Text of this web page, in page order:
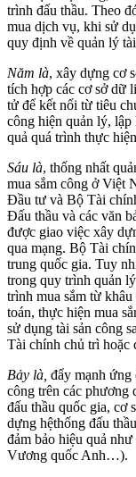
trình đấu thầu. Theo
mua dịch vụ, khi sử
quy định về quản lý
Năm là, xây dựng cơ
tích hợp các cơ sở dữ
tử để kết nối từ tiêu
công hiện quản lý, lập
quả quá trình thực
Sáu là, thống nhất
mua sắm công ở Việt
Đầu tư và Bộ Tài
Đấu thầu và các văn
được giao việc xây
qua mạng. Bộ Tài
trung quốc gia. Tuy
trong quy trình quản
trình mua sắm từ
toán, thực hiện mua
sử dụng tài sản công
Tài chính chủ trì hoặc
Bảy là, đẩy mạnh ứng
công trên các phương
đấu thầu quốc gia, cơ
dựng hệthống đấu
đảm bảo hiệu quả
Vương quốc Anh…).